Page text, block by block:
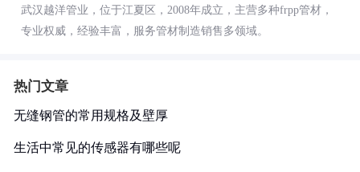
武汉越洋管业，位于江夏区，2008年成立，主营多种frpp管材，
专业权威，经验丰富，服务管材制造销售多领域。
热门文章
无缝钢管的常用规格及壁厚
生活中常见的传感器有哪些呢